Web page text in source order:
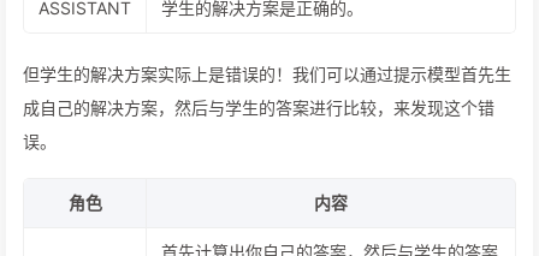
ASSISTANT 学生的解决方案是正确的。
但学生的解决方案实际上是错误的！我们可以通过提示模型首先生
成自己的解决方案，然后与学生的答案进行比较，来发现这个错
误。
角色 内容
首先计算出你自己的答案，然后与学生的答案